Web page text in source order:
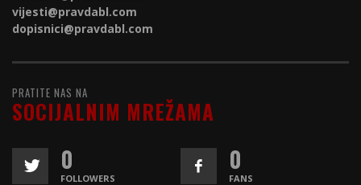
vijesti@pravdabl.com
dopisnici@pravdabl.com
PRATITE NAS NA
SOCIJALNIM MREŽAMA
0
FOLLOWERS
0
FANS